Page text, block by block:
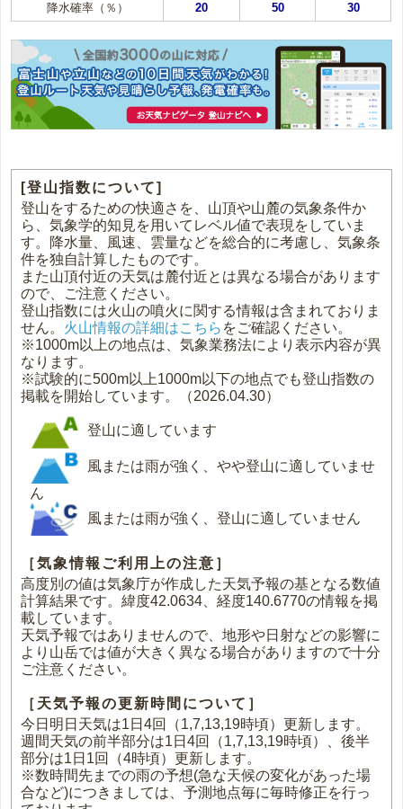
降水確率（％）
20 50 30
[登山指数について]
登山をするための快適さを、山頂や山麓の気象条件か
ら、気象学的知見を用いてレベル値で表現をしていま
す。降水量、風速、雲量などを総合的に考慮し、気象条
件を独自計算したものです。
また山頂付近の天気は麓付近とは異なる場合があります
ので、ご注意ください。
登山指数には火山の噴火に関する情報は含まれておりま
せん。 火山情報の詳細はこちら をご確認ください。
※1000m以上の地点は、気象業務法により表示内容が異
なります。
※試験的に500m以上1000m以下の地点でも登山指数の
掲載を開始しています。（2026.04.30）
登山に適しています
風または雨が強く、やや登山に適していませ
ん
風または雨が強く、登山に適していません
［気象情報ご利用上の注意］
高度別の値は気象庁が作成した天気予報の基となる数値
計算結果です。緯度42.0634、経度140.6770の情報を掲
載しています。
天気予報ではありませんので、地形や日射などの影響に
より山岳では値が大きく異なる場合がありますので十分
ご注意ください。
［天気予報の更新時間について］
今日明日天気は1日4回（1,7,13,19時頃）更新します。
週間天気の前半部分は1日4回（1,7,13,19時頃）、後半
部分は1日1回（4時頃）更新します。
※数時間先までの雨の予想(急な天候の変化があった場
合など)につきましては、予測地点毎に毎時修正を行っ